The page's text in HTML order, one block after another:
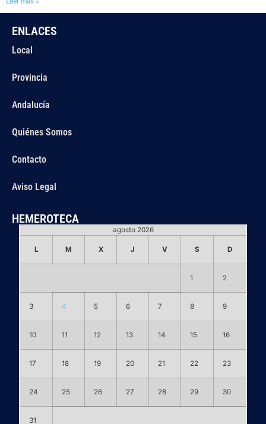
ENLACES
Local
Provincia
Andalucía
Quiénes Somos
Contacto
Aviso Legal
HEMEROTECA
agosto 2026
L M X J V S D
1 2
3 4 5 6 7 8 9
10 11 12 13 14 15 16
17 18 19 20 21 22 23
24 25 26 27 28 29 30
31